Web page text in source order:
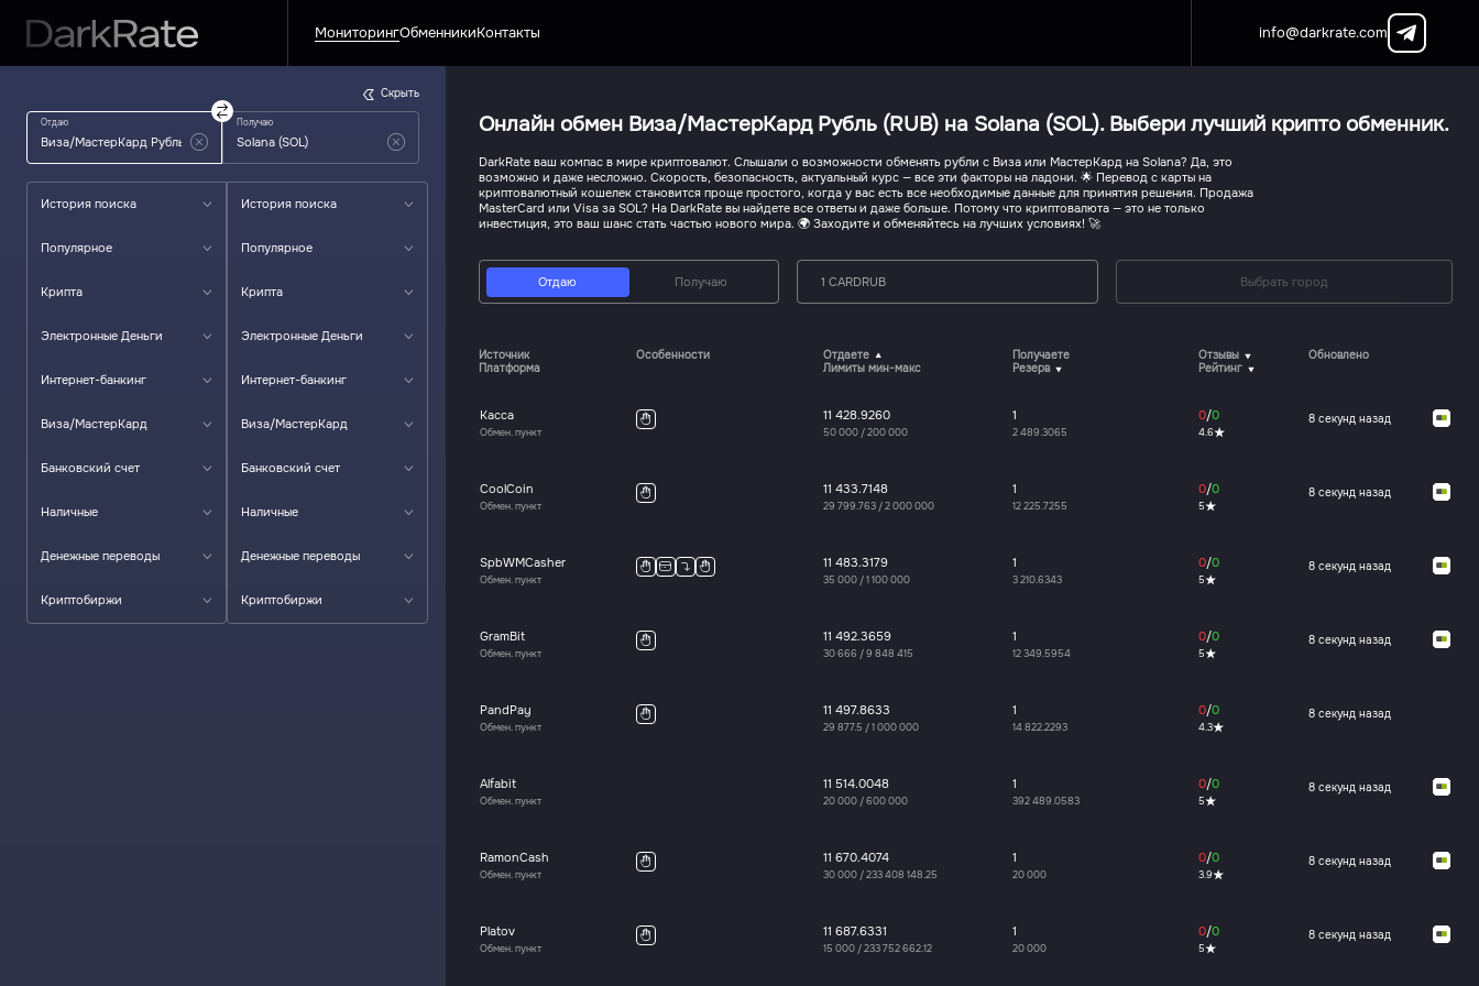
МониторингОбменникиКонтакты info@darkrate.com
Отдаю Получаю
История поиска
Популярное
Крипта
Электронные Деньги
Интернет-банкинг
Виза/МастерКард
Банковский счет
Наличные
Денежные переводы
Криптобиржи
История поиска
Популярное
Крипта
Электронные Деньги
Интернет-банкинг
Виза/МастерКард
Банковский счет
Наличные
Денежные переводы
Криптобиржи
Скрыть
Онлайн обмен Виза/МастерКард Рубль (RUB) на Solana (SOL). Выбери лучший крипто обменник.
DarkRate ваш компас в мире криптовалют. Слышали о возможности обменять рубли с Виза или МастерКард на Solana? Да, это
возможно и даже несложно. Скорость, безопасность, актуальный курс — все эти факторы на ладони. 🌟 Перевод с карты на
криптовалютный кошелек становится проще простого, когда у вас есть все необходимые данные для принятия решения. Продажа
MasterCard или Visa за SOL? На DarkRate вы найдете все ответы и даже больше. Потому что криптовалюта — это не только
инвестиция, это ваш шанс стать частью нового мира. 🌍 Заходите и обменяйтесь на лучших условиях! 🚀
Отдаю Получаю 1 CARDRUB Выбрать город
Источник
Платформа
Особенности
Отдаете
Лимиты мин-макс
Получаете
Резерв
Отзывы
Рейтинг
Обновлено
Касса
Обмен. пункт
11 428.9260
50 000 /200 000
1
2 489.3065
0/0
4.6
8 секунд назад
CoolCoin
Обмен. пункт
11 433.7148
29 799.763 /2 000 000
1
12 225.7255
0/0
5
8 секунд назад
SpbWMCasher
Обмен. пункт
11 483.3179
35 000 /1 100 000
1
3 210.6343
0/0
5
8 секунд назад
GramBit
Обмен. пункт
11 492.3659
30 666 /9 848 415
1
12 349.5954
0/0
5
8 секунд назад
PandPay
Обмен. пункт
11 497.8633
29 877.5 /1 000 000
1
14 822.2293
0/0
4.3
8 секунд назад
Alfabit
Обмен. пункт
11 514.0048
20 000 /600 000
1
392 489.0583
0/0
5
8 секунд назад
RamonCash
Обмен. пункт
11 670.4074
30 000 /233 408 148.25
1
20 000
0/0
3.9
8 секунд назад
Platov
Обмен. пункт
11 687.6331
15 000 /233 752 662.12
1
20 000
0/0
5
8 секунд назад